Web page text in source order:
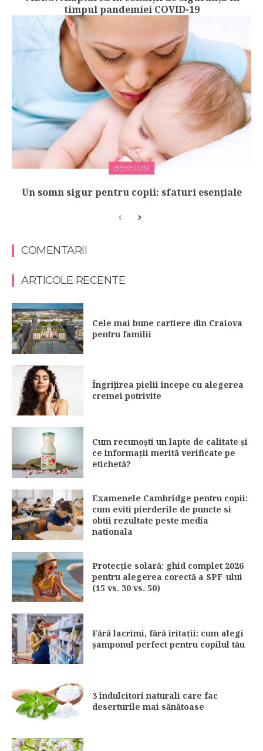
timpul pandemiei COVID-19
BEBELUSI
Un somn sigur pentru copii: sfaturi esențiale
COMENTARII
ARTICOLE RECENTE
Cele mai bune cartiere din Craiova
pentru familii
Îngrijirea pielii începe cu alegerea
cremei potrivite
Cum recunoști un lapte de calitate și
ce informații merită verificate pe
etichetă?
Examenele Cambridge pentru copii:
cum eviti pierderile de puncte si
obtii rezultate peste media
nationala
Protecție solară: ghid complet 2026
pentru alegerea corectă a SPF-ului
(15 vs. 30 vs. 50)
Fără lacrimi, fără iritații: cum alegi
șamponul perfect pentru copilul tău
3 îndulcitori naturali care fac
deserturile mai sănătoase